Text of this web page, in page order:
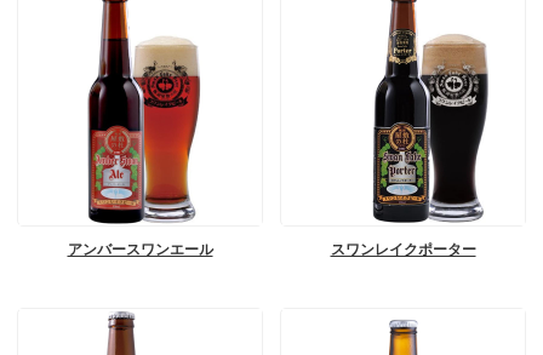
アンバースワンエール スワンレイクポーター